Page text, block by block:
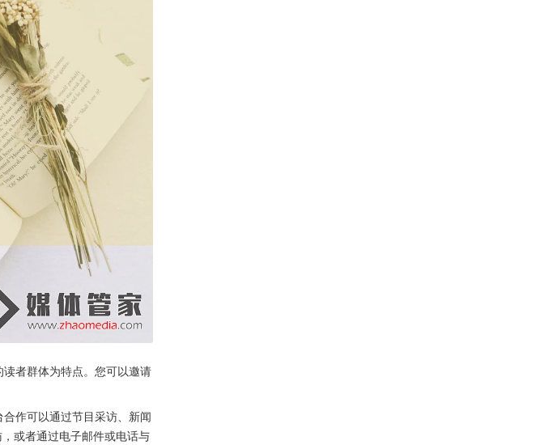
者群体为特点。您可以邀请
作可以通过节目采访、新闻
或者通过电子邮件或电话与